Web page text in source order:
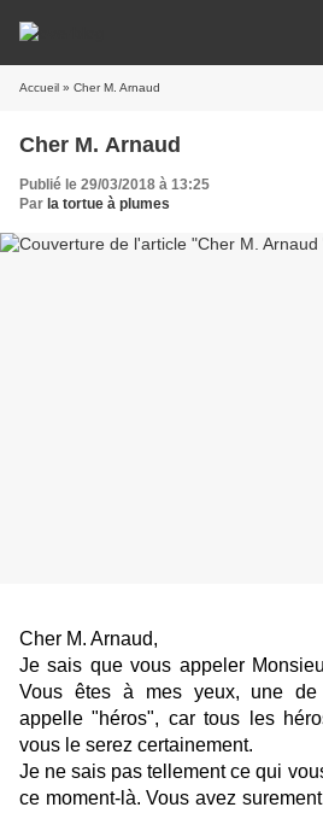
Accueil » Cher M. Arnaud
Cher M. Arnaud
Publié le 29/03/2018 à 13:25
Par la tortue à plumes
Cher M. Arnaud,
Je sais que vous appeler
Vous êtes à mes yeux, une de
appelle "héros", car tous les
vous le serez certainement.
Je ne sais pas tellement ce qui
ce moment-là. Vous avez